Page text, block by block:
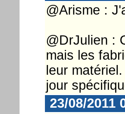
@Arisme :
@DrJulien :
mais les
leur
jour
23/08/2011